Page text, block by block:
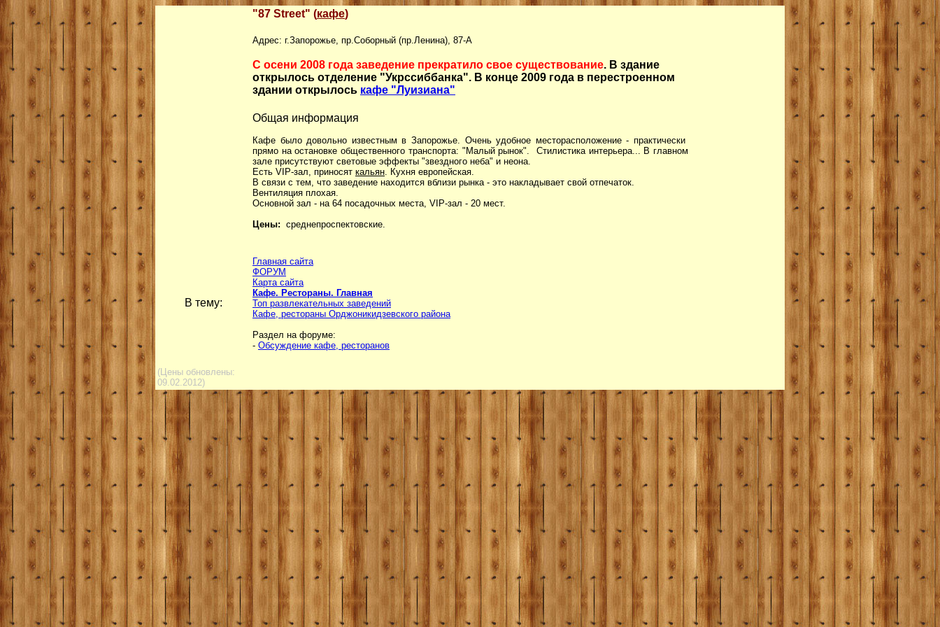
"87 Street" (кафе)
Адрес: г.Запорожье, пр.Соборный (пр.Ленина), 87-А
С осени 2008 года заведение прекратило свое существование. В здание
открылось отделение "Укрссиббанка". В конце 2009 года в перестроенном
здании открылось кафе "Луизиана"
Общая информация
Кафе было довольно известным в Запорожье. Очень удобное месторасположение - практически
прямо на остановке общественного транспорта: "Малый рынок". Стилистика интерьера... В главном
зале присутствуют световые эффекты "звездного неба" и неона.
Есть VIP-зал, приносят кальян. Кухня европейская.
В связи с тем, что заведение находится вблизи рынка - это накладывает свой отпечаток.
Вентиляция плохая.
Основной зал - на 64 посадочных места, VIP-зал - 20 мест.
Цены: среднепроспектовские.
В тему:
Главная сайта
ФОРУМ
Карта сайта
Кафе. Рестораны. Главная
Топ развлекательных заведений
Кафе, рестораны Орджоникидзевского района
Раздел на форуме:
- Обсуждение кафе, ресторанов
(Цены обновлены:
09.02.2012)